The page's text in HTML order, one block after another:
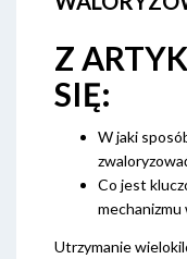
Z
SIĘ:
W jaki
Co jest
mechanizmu
Utrzymanie